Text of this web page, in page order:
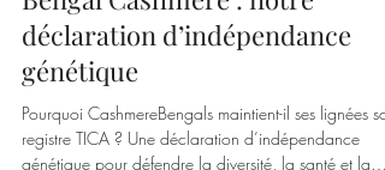
28 juil.
16 min de lecture
Bengal Cashmere : notre
déclaration d’indépendance
génétique